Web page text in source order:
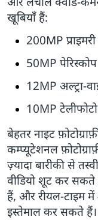
खूबियाँ हैं:
200MP
50MP
12MP अल्ट्रा-
10MP
बेहतर नाइट
कम्प्यूटेशनल
ज़्यादा बारीकी से
वीडियो शूट कर सकते
हैं, और रीयल-टाइम
इस्तेमाल कर सकते हैं।